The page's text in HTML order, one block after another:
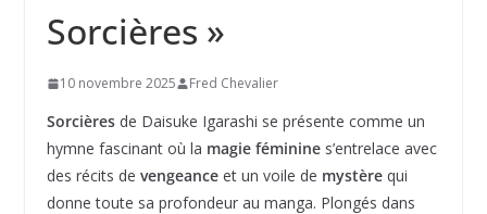
Sorcières »
10 novembre 2025 Fred Chevalier
Sorcièresde Daisuke Igarashi se présente comme un
hymne fascinant où la magie féminines’entrelace avec
des récits de vengeanceet un voile de mystèrequi
donne toute sa profondeur au manga. Plongés dans